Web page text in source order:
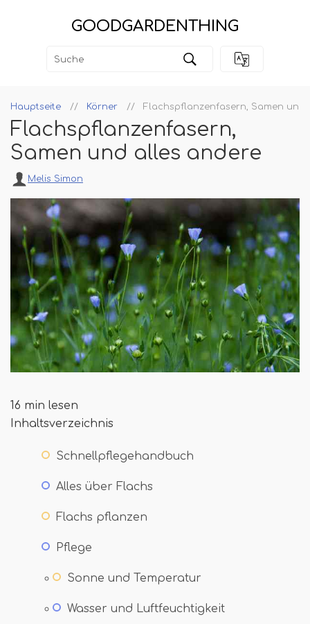
GOODGARDENTHING
Hauptseite Körner Flachspflanzenfasern, Samen und
Flachspflanzenfasern,
Samen und alles andere
Melis Simon
16 min lesen
Inhaltsverzeichnis
Schnellpflegehandbuch
Alles über Flachs
Flachs pflanzen
Pflege
Sonne und Temperatur
Wasser und Luftfeuchtigkeit